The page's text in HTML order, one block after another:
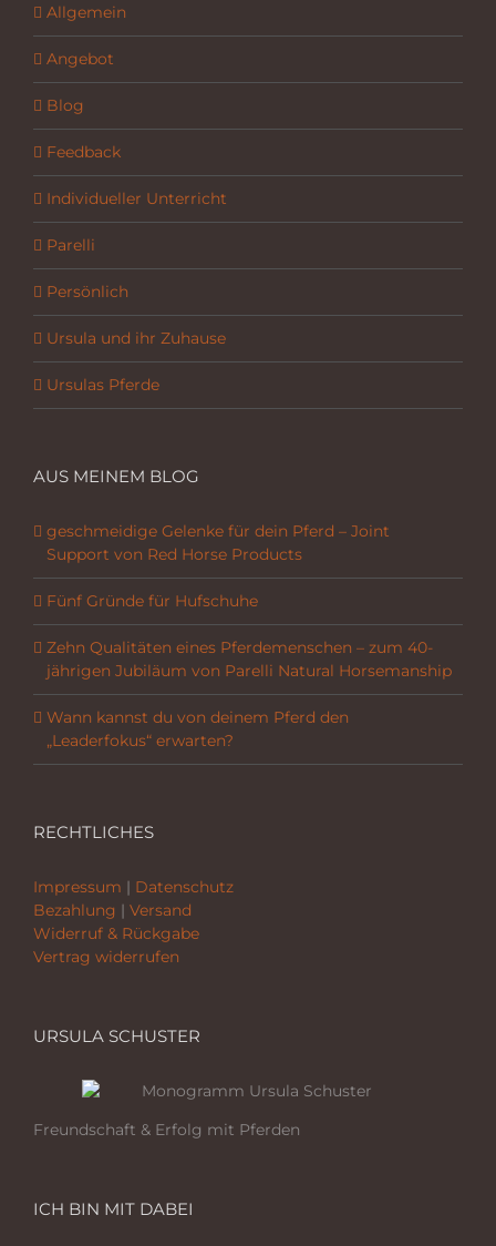
Allgemein
Angebot
Blog
Feedback
Individueller Unterricht
Parelli
Persönlich
Ursula und ihr Zuhause
Ursulas Pferde
AUS MEINEM BLOG
geschmeidige Gelenke für dein Pferd – Joint
Support von Red Horse Products
Fünf Gründe für Hufschuhe
Zehn Qualitäten eines Pferdemenschen – zum 40-
jährigen Jubiläum von Parelli Natural Horsemanship
Wann kannst du von deinem Pferd den
„Leaderfokus“ erwarten?
RECHTLICHES
Impressum | Datenschutz
Bezahlung | Versand
Widerruf & Rückgabe
Vertrag widerrufen
URSULA SCHUSTER
Freundschaft & Erfolg mit Pferden
ICH BIN MIT DABEI